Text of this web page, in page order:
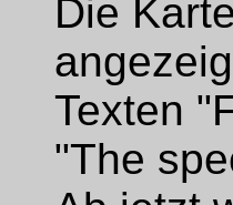
Die
Texten
"The